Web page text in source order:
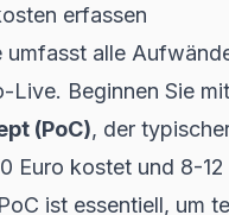
erfassen
umfasst alle
Live. Beginnen Sie
(PoC), der
Euro kostet und 8-12
ist essentiell, um